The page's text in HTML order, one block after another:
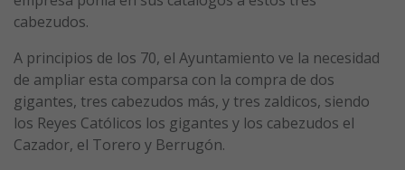
cabezudos.
A principios de los 70, el Ayuntamiento ve la necesidad
de ampliar esta comparsa con la compra de dos
gigantes, tres cabezudos más, y tres zaldicos, siendo
los Reyes Católicos los gigantes y los cabezudos el
Cazador, el Torero y Berrugón.